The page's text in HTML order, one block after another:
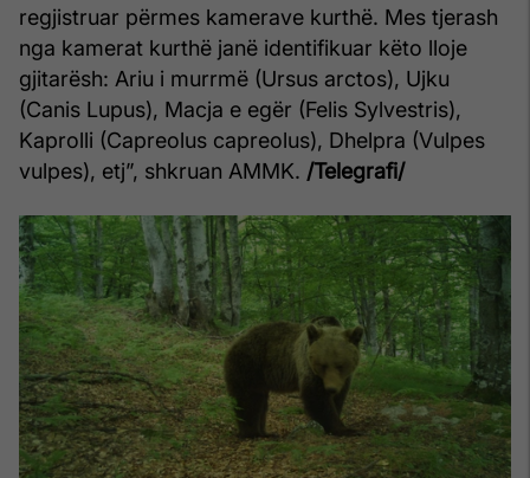
regjistruar përmes kamerave kurthë. Mes tjerash
nga kamerat kurthë janë identifikuar këto lloje
gjitarësh: Ariu i murrmë (Ursus arctos), Ujku
(Canis Lupus), Macja e egër (Felis Sylvestris),
Kaprolli (Capreolus capreolus), Dhelpra (Vulpes
vulpes), etj”, shkruan AMMK. /Telegrafi/